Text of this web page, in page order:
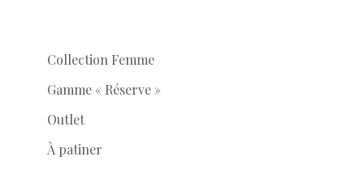
Collection Femme
Gamme « Réserve »
Outlet
À patiner